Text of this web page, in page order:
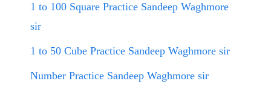
1 to 100 Square Practice Sandeep Waghmore
sir
1 to 50 Cube Practice Sandeep Waghmore sir
Number Practice Sandeep Waghmore sir